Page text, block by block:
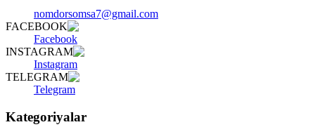
nomdorsomsa7@gmail.com
FACEBOOK
Facebook
INSTAGRAM
Instagram
TELEGRAM
Telegram
Kategoriyalar